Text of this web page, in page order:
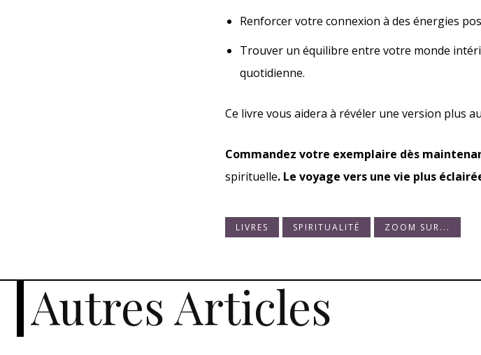
Renforcer votre connexion à des énergies
Trouver un équilibre entre votre monde
quotidienne.
Ce livre vous aidera à révéler une version plus
Commandez votre exemplaire dès
spirituelle. Le voyage vers une vie plus
LIVRES SPIRITUALITÉ ZOOM SUR...
Autres Articles